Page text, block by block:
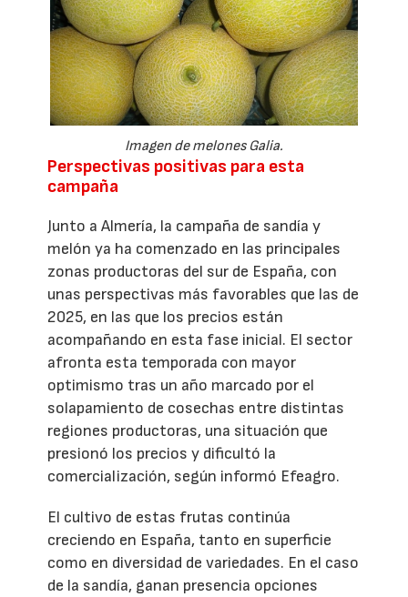
Imagen de melones Galia.
Perspectivas positivas para esta
campaña
Junto a Almería, la campaña de sandía y
melón ya ha comenzado en las principales
zonas productoras del sur de España, con
unas perspectivas más favorables que las de
2025, en las que los precios están
acompañando en esta fase inicial. El sector
afronta esta temporada con mayor
optimismo tras un año marcado por el
solapamiento de cosechas entre distintas
regiones productoras, una situación que
presionó los precios y dificultó la
comercialización, según informó Efeagro.
El cultivo de estas frutas continúa
creciendo en España, tanto en superficie
como en diversidad de variedades. En el caso
de la sandía, ganan presencia opciones